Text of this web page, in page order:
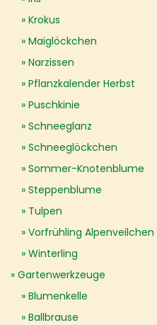
Krokus
Maiglöckchen
Narzissen
Pflanzkalender Herbst
Puschkinie
Schneeglanz
Schneeglöckchen
Sommer-Knotenblume
Steppenblume
Tulpen
Vorfrühling Alpenveilchen
Winterling
Gartenwerkzeuge
Blumenkelle
Ballbrause